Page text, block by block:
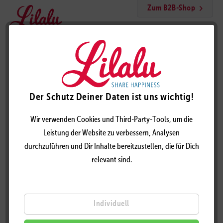
Zum B2B-Shop
Der Schutz Deiner Daten ist uns wichtig!
Wir verwenden Cookies und Third-Party-Tools, um die
Leistung der Website zu verbessern, Analysen
durchzuführen und Dir Inhalte bereitzustellen, die für Dich
relevant sind.
Individuell
Influencerin Ente
INFLUENCERIN ENTE - DESIGN BY LILALU